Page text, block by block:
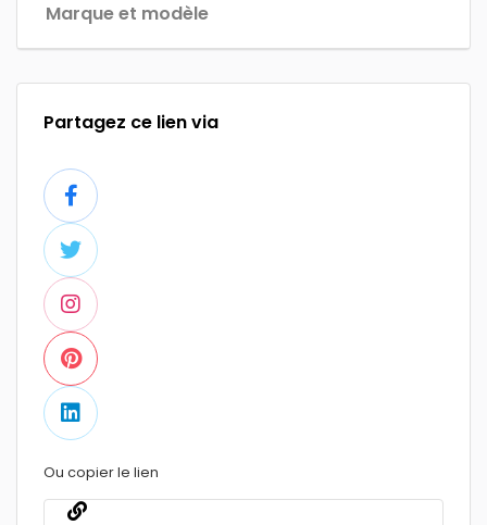
Marque et modèle
Partagez ce lien via
Ou copier le lien